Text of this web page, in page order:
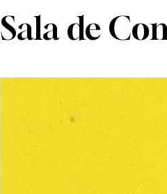
Sala de